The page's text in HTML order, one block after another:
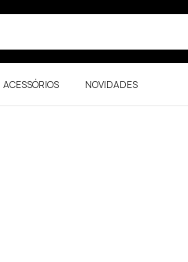
ACESSÓRIOS NOVIDADES